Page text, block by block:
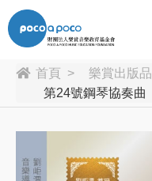
首頁 樂賞出版品
第24號鋼琴協奏曲